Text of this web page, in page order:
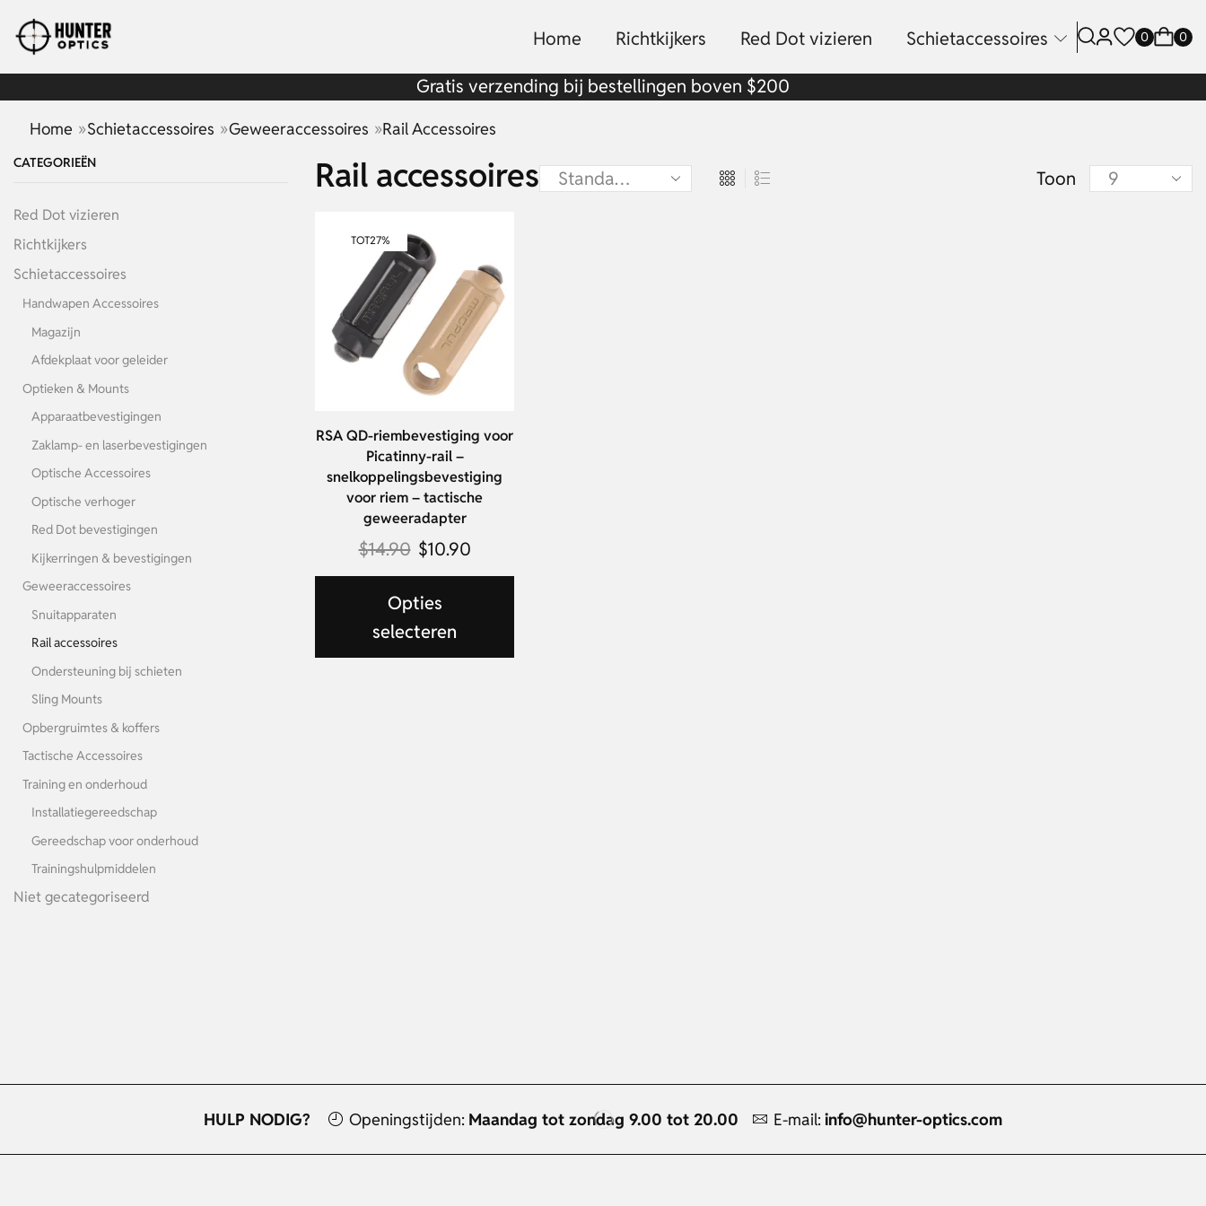
Home Richtkijkers Red Dot vizieren Schietaccessoires 0 0
Gratis verzending bij bestellingen boven $200
Home »Schietaccessoires »Geweeraccessoires »Rail Accessoires
Rail accessoires Toon
TOT27%
RSA QD-riembevestiging voor
Picatinny-rail –
snelkoppelingsbevestiging
voor riem – tactische
geweeradapter
$14.90 $10.90
Opties
selecteren
CATEGORIEËN
Red Dot vizieren
Richtkijkers
Schietaccessoires
Handwapen Accessoires
Magazijn
Afdekplaat voor geleider
Optieken & Mounts
Apparaatbevestigingen
Zaklamp- en laserbevestigingen
Optische Accessoires
Optische verhoger
Red Dot bevestigingen
Kijkerringen & bevestigingen
Geweeraccessoires
Snuitapparaten
Rail accessoires
Ondersteuning bij schieten
Sling Mounts
Opbergruimtes & koffers
Tactische Accessoires
Training en onderhoud
Installatiegereedschap
Gereedschap voor onderhoud
Trainingshulpmiddelen
Niet gecategoriseerd
HULP NODIG? Openingstijden: Maandag tot zondag 9.00 tot 20.00 E-mail: info@hunter-optics.com